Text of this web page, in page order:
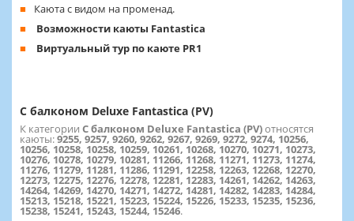
Каюта с видом на променад.
Возможности каюты Fantastica
Виртуальный тур по каюте PR1
С балконом Deluxe Fantastica (PV)
К категории С балконом Deluxe Fantastica (PV)относятся
каюты:9255, 9257, 9260, 9262, 9267, 9269, 9272, 9274, 10256,
10256, 10258, 10258, 10259, 10261, 10268, 10270, 10271, 10273,
10276, 10278, 10279, 10281, 11266, 11268, 11271, 11273, 11274,
11276, 11279, 11281, 11286, 11291, 12258, 12263, 12268, 12270,
12273, 12275, 12276, 12278, 12281, 12283, 14261, 14262, 14263,
14264, 14269, 14270, 14271, 14272, 14281, 14282, 14283, 14284,
15213, 15218, 15221, 15223, 15224, 15226, 15233, 15235, 15236,
15238, 15241, 15243, 15244, 15246.